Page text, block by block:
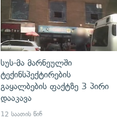
სუს-მა მარნეულში
ტექინსპექტირების
გაყალბების ფაქტზე 3 პირი
დააკავა
12 საათის წინ